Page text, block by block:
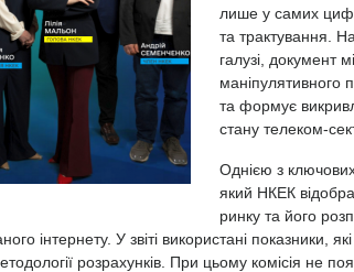
лише у самих
та трактування.
галузі, документ
маніпулятивного
та формує
стану телеком-
Однією з
який НКЕК
ринку та його
інтернету. У звіті використані показники,
розрахунків. При цьому комісія не